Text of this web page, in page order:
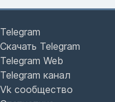
Telegram
Скачать Telegram
Telegram Web
Telegram канал
Vk сообщество